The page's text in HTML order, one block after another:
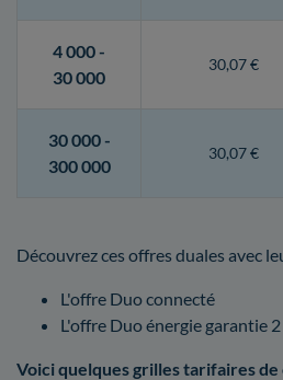
4 000 -
30 000
30,07 €
30 000 -
300 000
30,07 €
Découvrez ces offres duales avec
L'offre Duo connecté
L'offre Duo énergie garantie 2
Voici quelques grilles tarifaires de